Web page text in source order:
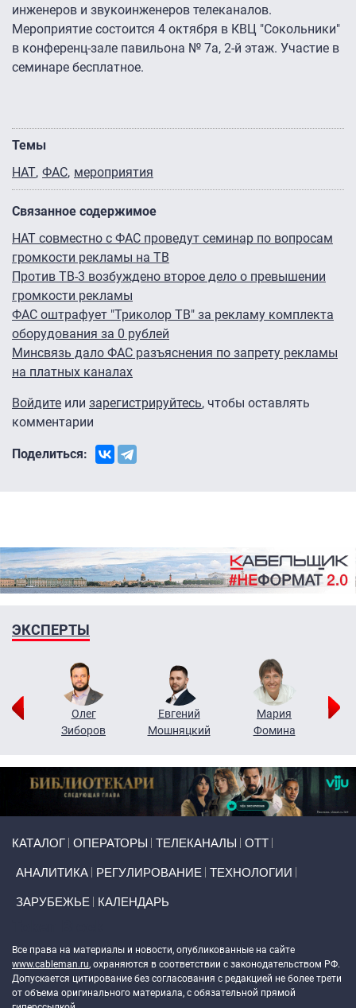
инженеров и звукоинженеров телеканалов.
Мероприятие состоится 4 октября в КВЦ "Сокольники"
в конференц-зале павильона № 7а, 2-й этаж. Участие в
семинаре бесплатное.
Темы
НАТ ФАС мероприятия
Связанное содержимое
НАТ совместно с ФАС проведут семинар по вопросам
громкости рекламы на ТВ
Против ТВ-3 возбуждено второе дело о превышении
громкости рекламы
ФАС оштрафует "Триколор ТВ" за рекламу комплекта
оборудования за 0 рублей
Минсвязь дало ФАС разъяснения по запрету рекламы
на платных каналах
Войдите или зарегистрируйтесь, чтобы оставлять
комментарии
Поделиться:
ЭКСПЕРТЫ
Олег
Зиборов
Евгений
Мошняцкий
Мария
Фомина
КАТАЛОГ ОПЕРАТОРЫ ТЕЛЕКАНАЛЫ ОТТ
АНАЛИТИКА РЕГУЛИРОВАНИЕ ТЕХНОЛОГИИ
ЗАРУБЕЖЬЕ КАЛЕНДАРЬ
Все права на материалы и новости, опубликованные на сайте
www.cableman.ru, охраняются в соответствии с законодательством РФ.
Допускается цитирование без согласования с редакцией не более трети
от объема оригинального материала, с обязательной прямой